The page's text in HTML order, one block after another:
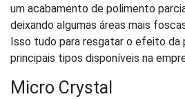
um acabamento de polimento
deixando algumas áreas mais
Isso tudo para resgatar o efeito da
principais tipos disponíveis na
Micro Crystal